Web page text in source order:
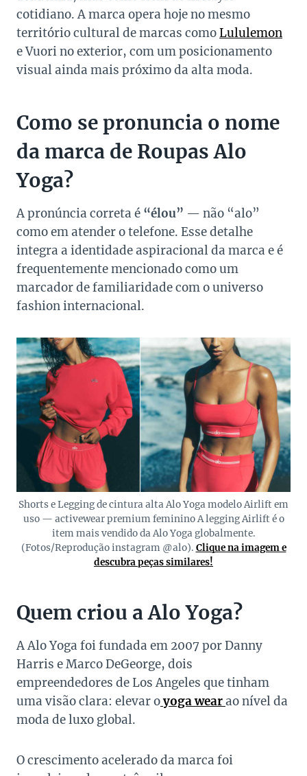
cotidiano. A marca opera hoje no mesmo
território cultural de marcas comoLululemon
e Vuori no exterior, com um posicionamento
visual ainda mais próximo da alta moda.
Como se pronuncia o nome
da marca de Roupas Alo
Yoga?
A pronúncia correta é “élou” — não “alo”
como em atender o telefone. Esse detalhe
integra a identidade aspiracional da marca e é
frequentemente mencionado como um
marcador de familiaridade com o universo
fashion internacional.
Shorts e Legging de cintura alta Alo Yoga modelo Airlift em
uso — activewear premium feminino A legging Airlift é o
item mais vendido da Alo Yoga globalmente.
(Fotos/Reprodução instagram @alo). Clique na imagem e
descubra peças similares!
Quem criou a Alo Yoga?
A Alo Yoga foi fundada em 2007 por Danny
Harris e Marco DeGeorge, dois
empreendedores de Los Angeles que tinham
uma visão clara: elevar oyoga wearao nível da
moda de luxo global.
O crescimento acelerado da marca foi